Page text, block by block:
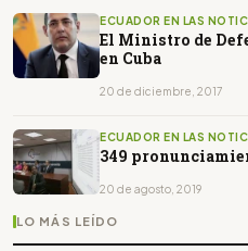
ECUADOR EN LAS
El Ministro de
en Cuba
20 de diciembre, 2017
ECUADOR EN LAS
349
20 de agosto, 2019
LO MÁS LEÍDO